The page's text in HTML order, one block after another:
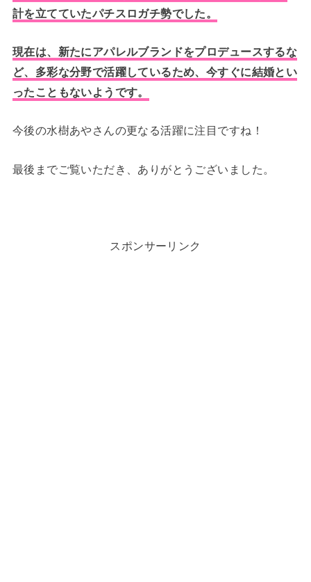
計を立てていたパチスロガチ勢でした。
現在は、新たにアパレルブランドをプロデュースするな
ど、多彩な分野で活躍しているため、今すぐに結婚とい
ったこともないようです。
今後の水樹あやさんの更なる活躍に注目ですね！
最後までご覧いただき、ありがとうございました。
スポンサーリンク